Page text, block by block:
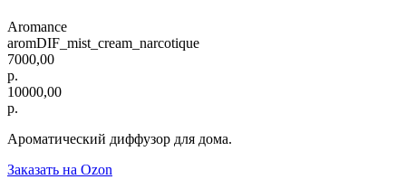
Aromance
aromDIF_mist_cream_narcotique
7000,00
р.
10000,00
р.
Ароматический диффузор для дома.
Заказать на Ozon